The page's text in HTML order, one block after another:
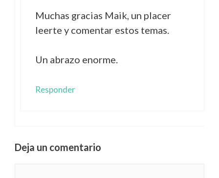
Muchas gracias Maik, un placer
leerte y comentar estos temas.
Un abrazo enorme.
Responder
Deja un comentario